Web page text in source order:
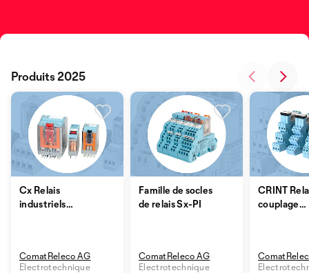
Cx Relais
industriels
ComatReleco AG
Electrotechnique
Famille de socles
de relais Sx-PI
ComatReleco AG
Electrotechnique
CRINT
couplage
Produits 2025